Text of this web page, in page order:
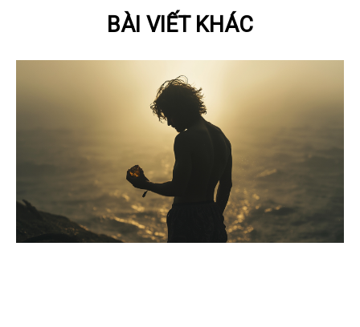
BÀI VIẾT KHÁC